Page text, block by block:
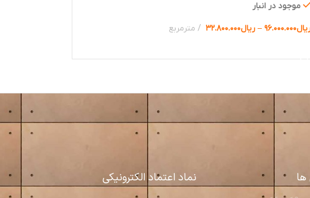
موجود در انبار
۹۶.۰۰۰.۰۰۰ – ریال۳۲.۸۰۰.۰۰۰ مترمربع